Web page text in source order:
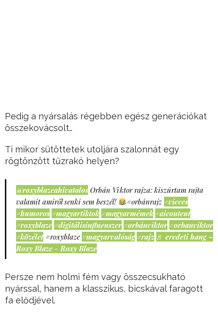
Pedig a nyársalás régebben egész generációkat
összekovácsolt…
Ti mikor sütöttetek utoljára szalonnát egy
rögtönzött tűzrakó helyen?
@roxyblazeahivatalos Orbán Viktor rajza: kiszúrtam rajta
valamit amiről senki sem beszél!
#orbánrajz #vicces
#humoros #magyartiktok #magyarmémek #aicontent
#roxyblaze #digitálisinfluenszer #orbánviktor #orbanviktor
#közélet #roxyblaze #magyarvalóság #rajz ♬ eredeti hang –
Roxy Blaze - Roxy Blaze
Persze nem holmi fém vagy összecsukható
nyárssal, hanem a klasszikus, bicskával faragott
fa elődjével.